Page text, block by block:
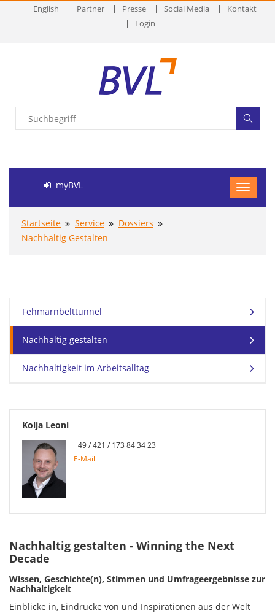
English Partner Presse Social Media
Kontakt
Login
myBVL
Startseite Service
Dossiers
Nachhaltig Gestalten
Fehmarnbelttunnel
Nachhaltig gestalten
Nachhaltigkeit im Arbeitsalltag
Kolja Leoni
+49 / 421 / 173 84 34 23
E-Mail
Nachhaltig gestalten - Winning the Next
Decade
Wissen, Geschichte(n), Stimmen und Umfrageergebnisse zur
Nachhaltigkeit
Einblicke in, Eindrücke von und Inspirationen aus der Welt